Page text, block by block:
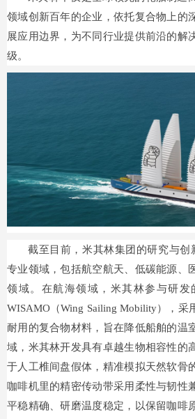
领域创新百年的企业，依托复合物上的
展应用边界，为不同行业提供前沿的解
级。
截至目前，米其林集团的研究与创
专业领域，包括航空航天、低碳能源、
领域。在航海领域，米其林参与研发
WISAMO（Wing Sailing Mobility），采
耐用的复合物材料，旨在降低船舶的温
域，米其林开发具有卓越生物相容性的
于人工椎间盘假体，精准模拟天然软骨
咖啡机里的精密传动带采用柔性与韧性
平稳精确、研磨温度稳定，以保留咖啡